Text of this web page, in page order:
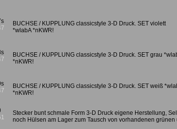
BUCHSE / KUPPLUNG classicstyle 3-D Druck. SET violett
*wlabA *nKWR!
BUCHSE / KUPPLUNG classicstyle 3-D Druck. SET grau
*nKWR!
BUCHSE / KUPPLUNG classicstyle 3-D Druck. SET weiß
*nKWR!
Stecker bunt schmale Form 3-D Druck eigene Herstellung,
noch Hülsen am Lager zum Tausch von vorhandenen grünen